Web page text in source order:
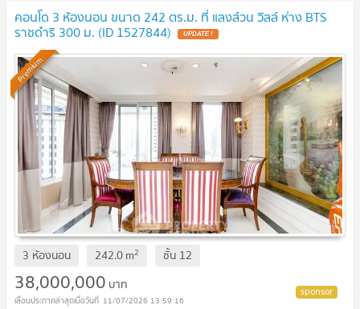
คอนโด 3 ห้องนอน ขนาด 242 ตร.ม. ที่ แลงส์วน วิลล์ ห่าง BTS
ราชดำริ 300 ม. (ID 1527844)
Premium
3 ห้องนอน 242.0m2 ชั้น 12
38,000,000 บาท
11/07/2026 13:59:16